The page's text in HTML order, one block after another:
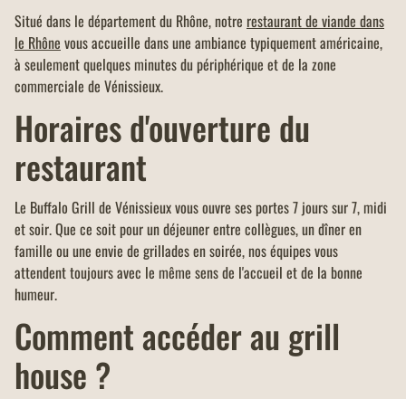
Situé dans le département du Rhône, notre restaurant de viande dans
le Rhône vous accueille dans une ambiance typiquement américaine,
à seulement quelques minutes du périphérique et de la zone
commerciale de Vénissieux.
Horaires d'ouverture du
restaurant
Le Buffalo Grill de Vénissieux vous ouvre ses portes 7 jours sur 7, midi
et soir. Que ce soit pour un déjeuner entre collègues, un dîner en
famille ou une envie de grillades en soirée, nos équipes vous
attendent toujours avec le même sens de l'accueil et de la bonne
humeur.
Comment accéder au grill
house ?